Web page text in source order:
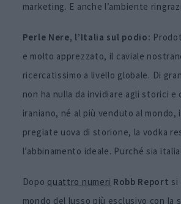
marketing. E anche l’ambiente
Perle Nere, l’Italia sul podio:
e molto apprezzato, il caviale
ricercatissimo a livello globale. Di
non ha nulla da invidiare agli storici e
iraniano, né al più venduto al mondo,
pregiate uova di storione, la vodka
l’abbinamento ideale. Purché sia
Dopo quattro numeri Robb Report si
mondo del lusso più esclusivo con la